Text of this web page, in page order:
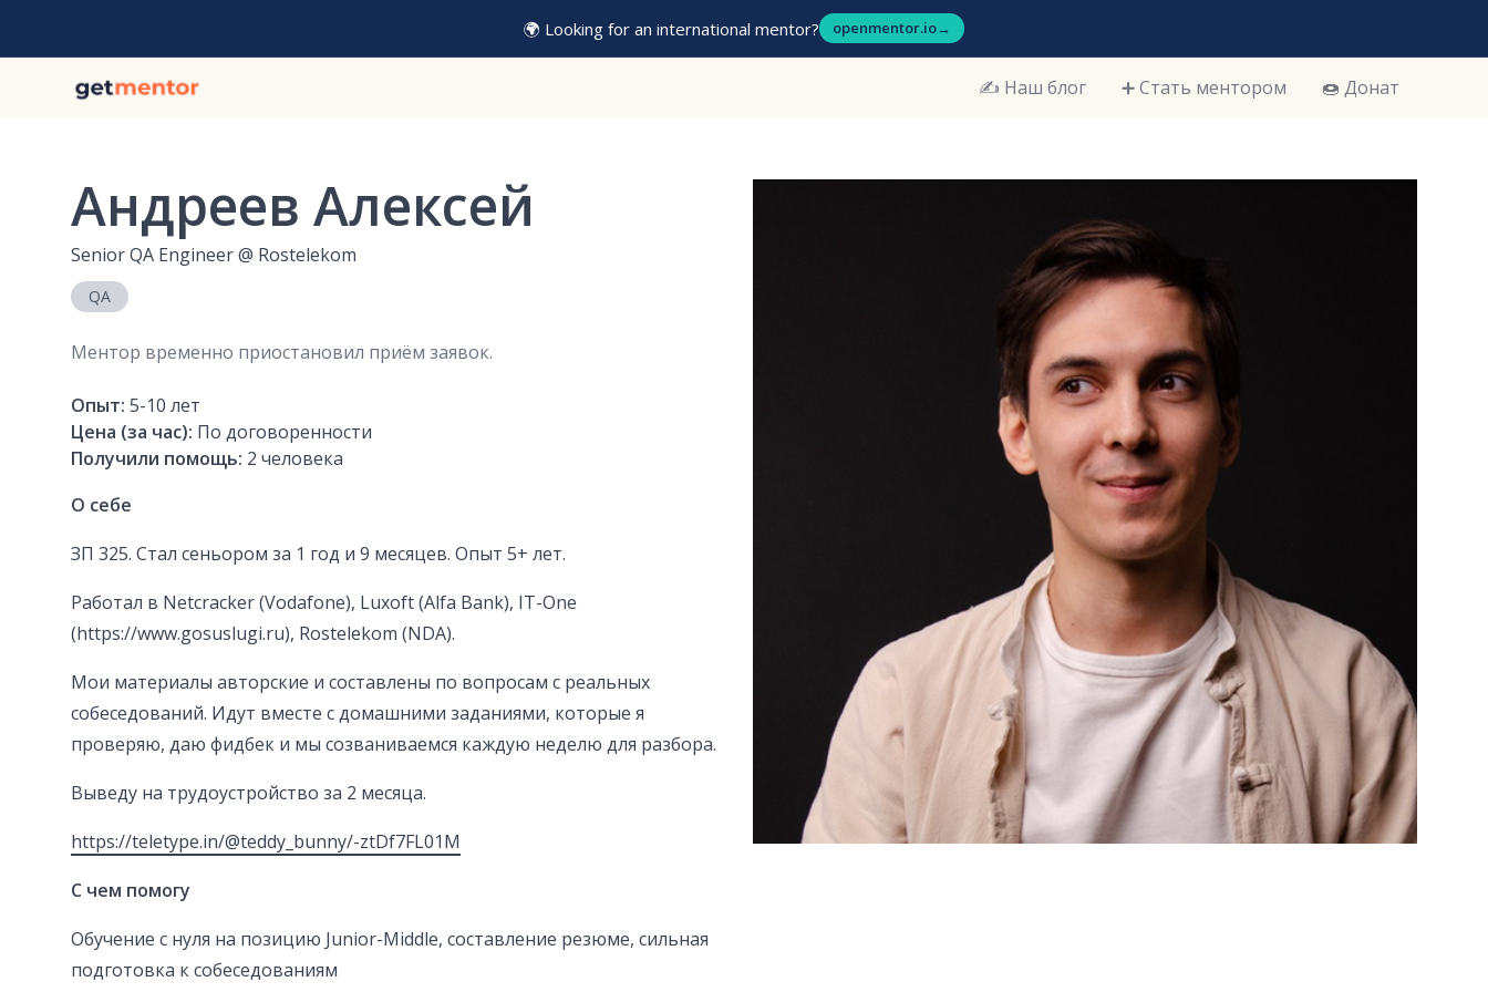
🌍 Looking for an international mentor? openmentor.io→
✍️ Наш блог ➕ Стать ментором 🍩 Донат
Андреев Алексей
Senior QA Engineer@ Rostelekom
QA
Ментор временно приостановил приём заявок.
Опыт: 5-10 лет
Цена (за час): По договоренности
Получили помощь: 2 человека
О себе
ЗП 325. Стал сеньором за 1 год и 9 месяцев. Опыт 5+ лет.
Работал в Netcracker (Vodafone), Luxoft (Alfa Bank), IT-One
(https://www.gosuslugi.ru), Rostelekom (NDA).
Мои материалы авторские и составлены по вопросам с реальных
собеседований. Идут вместе с домашними заданиями, которые я
проверяю, даю фидбек и мы созваниваемся каждую неделю для разбора.
Выведу на трудоустройство за 2 месяца.
https://teletype.in/@teddy_bunny/-ztDf7FL01M
С чем помогу
Обучение с нуля на позицию Junior-Middle, составление резюме, сильная
подготовка к собеседованиям